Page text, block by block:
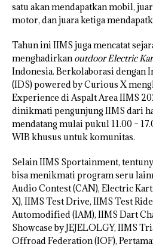
satu akan mendapatkan mobil,
motor, dan juara ketiga
Tahun ini IIMS juga mencatat
menghadirkanoutdoor Electric
Indonesia. Berkolaborasi dengan
(IDS) powered by Curious X
Experience di Aspalt Area IIMS
dinikmati pengunjung IIMS dari
mendatang mulai pukul 11.00 –
WIB khusus untuk komunitas.
Selain IIMS Sportainment,
bisa menikmati program seru
Audio Contest (CAN), Electric
X), IIMS Test Drive, IIMS Test
Automodified (IAM), IIMS Dart
Showcase by JEJELOLGY, IIMS
Offroad Federation (IOF),